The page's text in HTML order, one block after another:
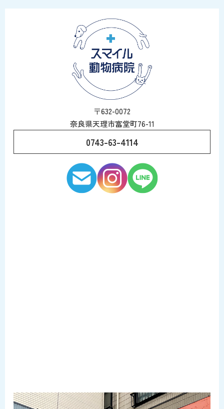
〒632-0072
奈良県天理市富堂町76-11
0743-63-4114